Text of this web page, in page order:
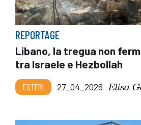
REPORTAGE
Libano, la tregua non
tra Israele e Hezbollah
ESTERI 27_04_2026 Elisa